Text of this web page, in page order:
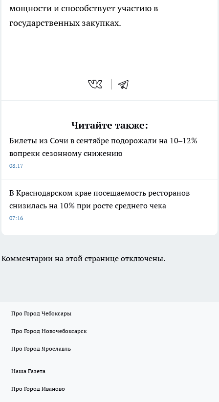
мощности и способствует участию в
государственных закупках.
Читайте также:
Билеты из Сочи в сентябре подорожали на 10–12%
вопреки сезонному снижению
08:17
В Краснодарском крае посещаемость ресторанов
снизилась на 10% при росте среднего чека
07:16
Комментарии на этой странице отключены.
Про Город Чебоксары
Про Город Новочебоксарск
Про Город Ярославль
Наша Газета
Про Город Иваново